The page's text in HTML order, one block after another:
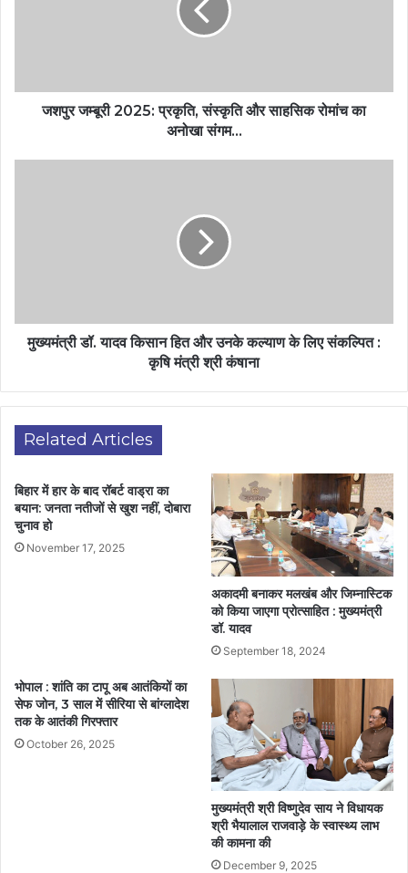
जशपुर जम्बूरी 2025: प्रकृति, संस्कृति और साहसिक रोमांच का
अनोखा संगम…
मुख्यमंत्री डॉ. यादव किसान हित और उनके कल्याण के लिए संकल्पित :
कृषि मंत्री श्री कंषाना
Related Articles
बिहार में हार के बाद रॉबर्ट वाड्रा का
बयान: जनता नतीजों से खुश नहीं, दोबारा
चुनाव हो
November 17, 2025
अकादमी बनाकर मलखंब और जिम्नास्टिक
को किया जाएगा प्रोत्साहित : मुख्यमंत्री
डॉ. यादव
September 18, 2024
भोपाल : शांति का टापू अब आतंकियों का
सेफ जोन, 3 साल में सीरिया से बांग्लादेश
तक के आतंकी गिरफ्तार
October 26, 2025
मुख्यमंत्री श्री विष्णुदेव साय ने विधायक
श्री भैयालाल राजवाड़े के स्वास्थ्य लाभ
की कामना की
December 9, 2025